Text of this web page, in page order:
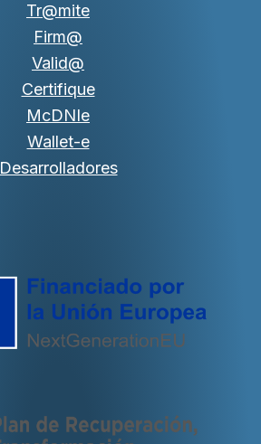
Tr@mite
Firm@
Valid@
Certifique
McDNIe
Wallet-e
Desarrolladores